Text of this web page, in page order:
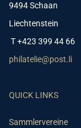
9494 Schaan
Liechtenstein
T +423 399 44 66
philatelie@post.li
QUICK LINKS
Sammlervereine